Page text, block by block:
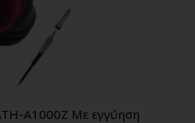
A1000Z Με εγγύηση